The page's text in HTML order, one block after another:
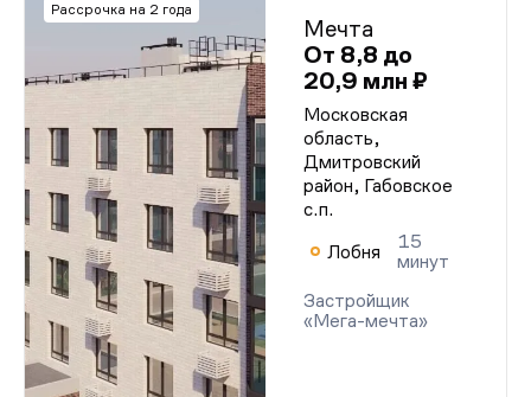
Рассрочка на 2 года
Мечта
От 8,8 до
20,9 млн ₽
Московская
область,
Дмитровский
район, Габовское
с.п.
Лобня
15
минут
Застройщик
«Мега-мечта»